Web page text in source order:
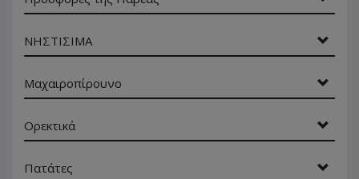
ΝΗΣΤΙΣΙΜΑ
Μαχαιροπίρουνο
Ορεκτικά
Πατάτες